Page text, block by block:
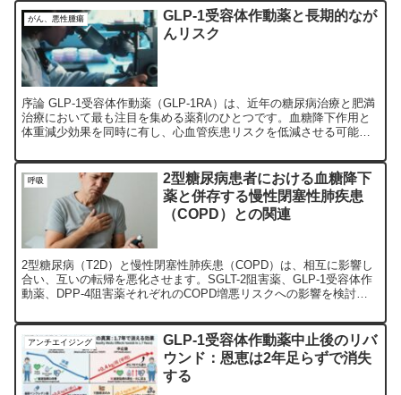
がん、悪性腫瘍
GLP-1受容体作動薬と長期的なが
んリスク
序論 GLP-1受容体作動薬（GLP-1RA）は、近年の糖尿病治療と肥満
治療において最も注目を集める薬剤のひとつです。血糖降下作用と
体重減少効果を同時に有し、心血管疾患リスクを低減させる可能性
呼吸
2型糖尿病患者における血糖降下
薬と併存する慢性閉塞性肺疾患
（COPD）との関連
2型糖尿病（T2D）と慢性閉塞性肺疾患（COPD）は、相互に影響し
合い、互いの転帰を悪化させます。SGLT-2阻害薬、GLP-1受容体作
動薬、DPP-4阻害薬それぞれのCOPD増悪リスクへの影響を検討し
アンチエイジング
GLP-1受容体作動薬中止後のリバ
ウンド：恩恵は2年足らずで消失
する